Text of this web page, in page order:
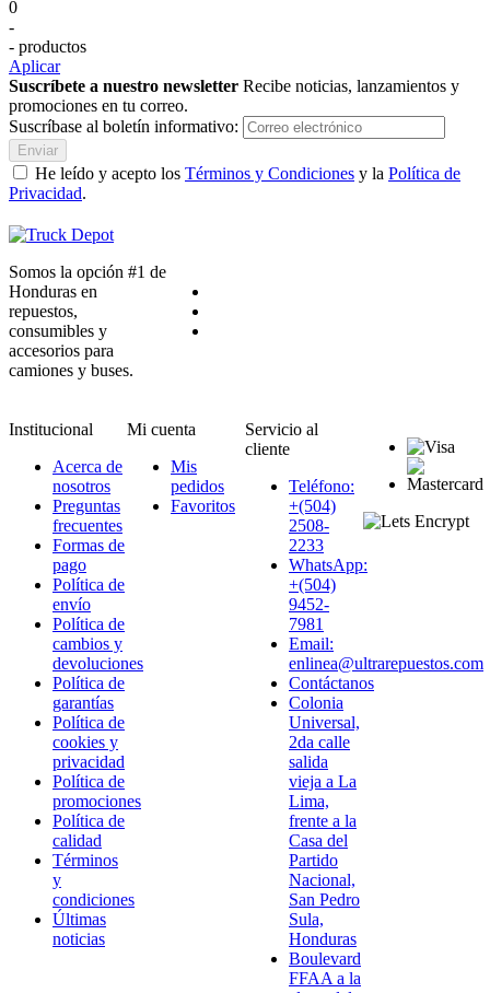
0
-
- productos
Aplicar
Suscríbete a nuestro newsletter Recibe noticias, lanzamientos y
promociones en tu correo.
Suscríbase al boletín informativo:
Enviar
He leído y acepto los Términos y Condiciones y la Política de
Privacidad.
Somos la opción #1 de
Honduras en
repuestos,
consumibles y
accesorios para
camiones y buses.
Institucional
Acerca de
nosotros
Preguntas
frecuentes
Formas de
pago
Política de
envío
Política de
cambios y
devoluciones
Política de
garantías
Política de
cookies y
privacidad
Política de
promociones
Política de
calidad
Términos
y
condiciones
Últimas
noticias
Mi cuenta
Mis
pedidos
Favoritos
Servicio al
cliente
Teléfono:
+(504)
2508-
2233
WhatsApp:
+(504)
9452-
7981
Email:
enlinea@ultrarepuestos.com
Contáctanos
Colonia
Universal,
2da calle
salida
vieja a La
Lima,
frente a la
Casa del
Partido
Nacional,
San Pedro
Sula,
Honduras
Boulevard
FFAA a la